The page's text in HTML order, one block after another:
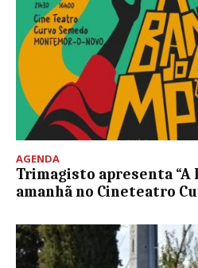
AGENDA
Trimagisto apresenta “A
amanhã no Cineteatro